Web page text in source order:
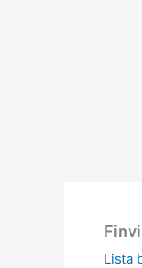
Lista